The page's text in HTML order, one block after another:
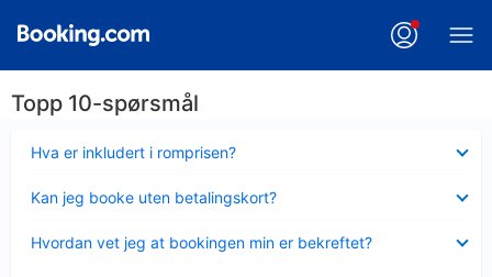
Topp 10-spørsmål
Hva er inkludert i romprisen?
mindre
Kan jeg booke uten betalingskort?
mindre
Hvordan vet jeg at bookingen min er bekreftet?
mindre